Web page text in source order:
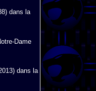
dans la
Dame
dans la